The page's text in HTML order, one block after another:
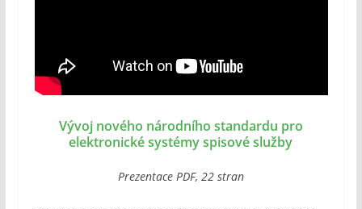
Vývoj nového národního standardu pro
elektronické systémy spisové služby
Prezentace PDF, 22 stran